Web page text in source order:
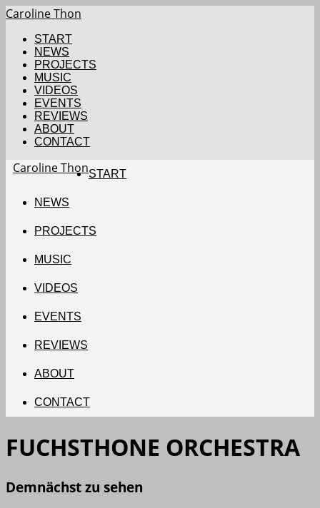
Caroline Thon
START
NEWS
PROJECTS
MUSIC
VIDEOS
EVENTS
REVIEWS
ABOUT
CONTACT
Caroline ThonSTART
NEWS
PROJECTS
MUSIC
VIDEOS
EVENTS
REVIEWS
ABOUT
CONTACT
FUCHSTHONE ORCHESTRA
Demnächst zu sehen